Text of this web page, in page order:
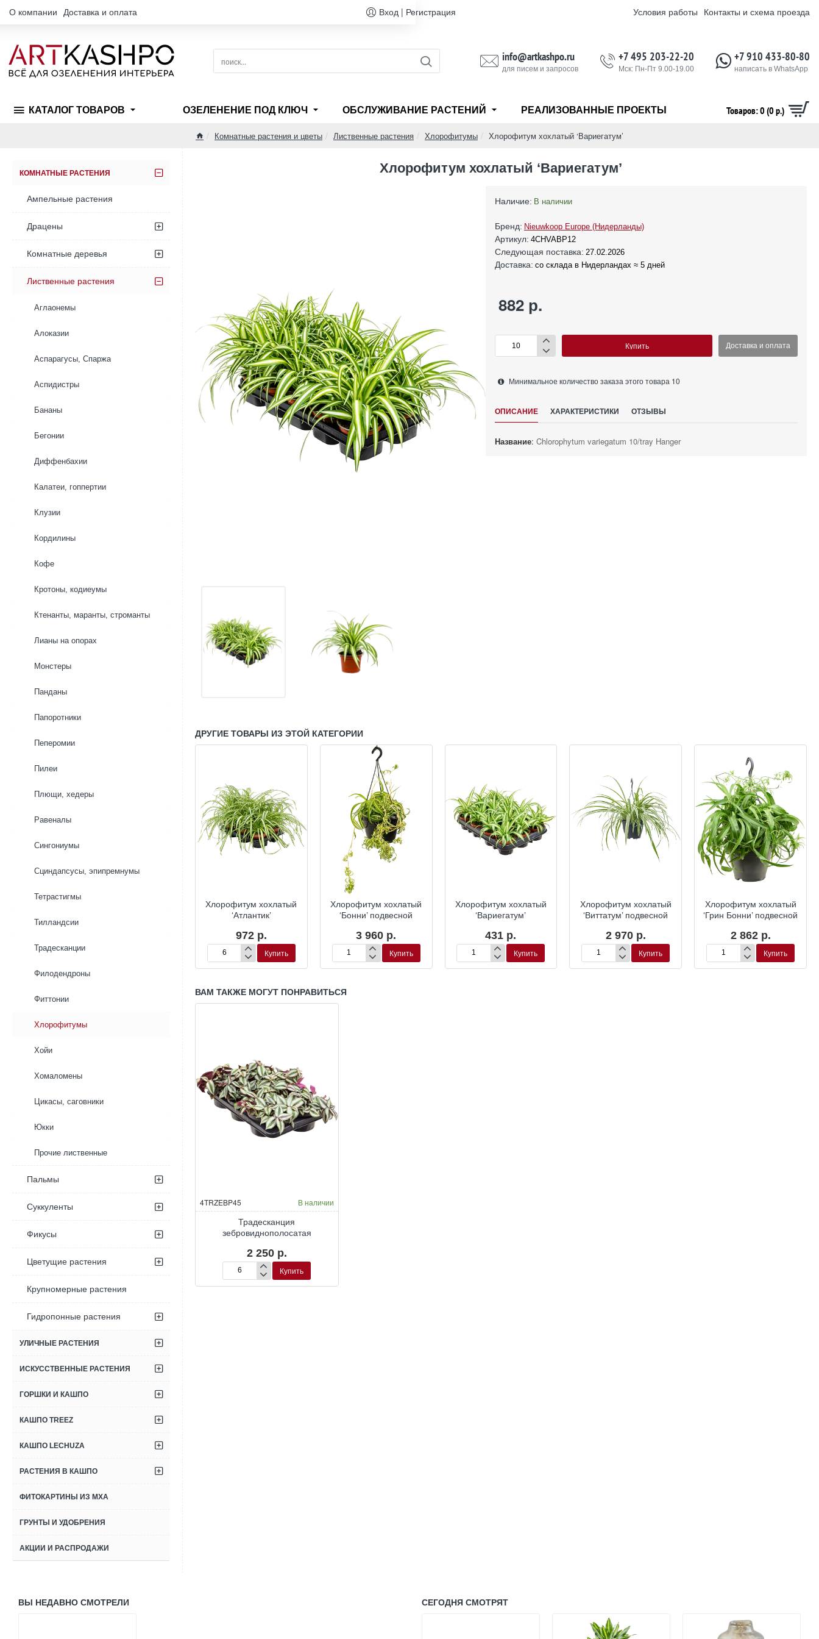
О компании Доставка и оплата Вход | Регистрация Условия работы Контакты и схема проезда
поиск...
info@artkashpo.ru
для писем и запросов
+7 495 203-22-20
Мск: Пн-Пт 9.00-19.00
+7 910 433-80-80
написать в WhatsApp
КАТАЛОГ ТОВАРОВ ОЗЕЛЕНЕНИЕ ПОД КЛЮЧ ОБСЛУЖИВАНИЕ РАСТЕНИЙ РЕАЛИЗОВАННЫЕ ПРОЕКТЫ Товаров: 0 (0 р.)
Комнатные растения и цветы Лиственные растения Хлорофитумы Хлорофитум хохлатый ‘Вариегатум’
КОМНАТНЫЕ РАСТЕНИЯ
Ампельные растения
Драцены
Комнатные деревья
Лиственные растения
Аглаонемы
Алоказии
Аспарагусы, Спаржа
Аспидистры
Бананы
Бегонии
Диффенбахии
Калатеи, гоппертии
Клузии
Кордилины
Кофе
Кротоны, кодиеумы
Ктенанты, маранты, строманты
Лианы на опорах
Монстеры
Панданы
Папоротники
Пеперомии
Пилеи
Плющи, хедеры
Равеналы
Сингониумы
Сциндапсусы, эпипремнумы
Тетрастигмы
Тилландсии
Традесканции
Филодендроны
Фиттонии
Хлорофитумы
Хойи
Хомаломены
Цикасы, саговники
Юкки
Прочие лиственные
Пальмы
Суккуленты
Фикусы
Цветущие растения
Крупномерные растения
Гидропонные растения
УЛИЧНЫЕ РАСТЕНИЯ
ИСКУССТВЕННЫЕ РАСТЕНИЯ
ГОРШКИ И КАШПО
КАШПО TREEZ
КАШПО LECHUZA
РАСТЕНИЯ В КАШПО
ФИТОКАРТИНЫ ИЗ МХА
ГРУНТЫ И УДОБРЕНИЯ
АКЦИИ И РАСПРОДАЖИ
Хлорофитум хохлатый ‘Вариегатум’
ОПИСАНИЕ ХАРАКТЕРИСТИКИ ОТЗЫВЫ
Название: Chlorophytum variegatum 10/tray Hanger
Наличие: В наличии
Бренд: Nieuwkoop Europe (Нидерланды)
Артикул: 4CHVABP12
Следующая поставка: 27.02.2026
Доставка: со склада в Нидерландах ≈ 5 дней
882 р.
Купить Доставка и оплата
Минимальное количество заказа этого товара 10
ДРУГИЕ ТОВАРЫ ИЗ ЭТОЙ КАТЕГОРИИ
хохлатый
Купить
Хлорофитум хохлатый
‘Атлантик’
972 р.
Хлорофитум
хохлатый
Купить
Хлорофитум хохлатый
‘Бонни’ подвесной
3 960 р.
Хлорофитум
хохлатый
подвесной
Купить
Хлорофитум хохлатый
‘Вариегатум’
431 р.
Хлорофитум
хохлатый
Купить
Хлорофитум хохлатый
‘Виттатум’ подвесной
2 970 р.
Хлорофитум
хохлатый
Купить
Хлорофитум хохлатый
‘Грин Бонни’ подвесной
2 862 р.
Хлорофитум
хохлатый
Купить
ВАМ ТАКЖЕ МОГУТ ПОНРАВИТЬСЯ
4TRZEBP45 В наличии
Традесканция
зебровиднополосатая
2 250 р.
Традесканция
зебровиднополосатая
Купить
ВЫ НЕДАВНО СМОТРЕЛИ СЕГОДНЯ СМОТРЯТ